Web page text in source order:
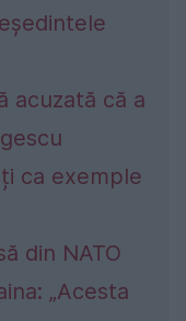
acuzată că a
ca exemple
din NATO
„Acesta